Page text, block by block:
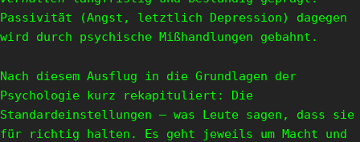
Passivität (Angst, letztlich Depression) dagegen
wird durch psychische Mißhandlungen gebahnt.
Nach diesem Ausflug in die Grundlagen der
Psychologie kurz rekapituliert: Die
Standardeinstellungen – was Leute sagen, dass sie
für richtig halten. Es geht jeweils um Macht und